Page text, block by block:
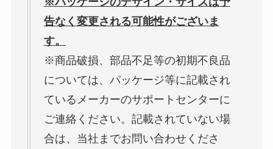
告なく変更される可能性がございま
す。
※商品破損、部品不足等の初期不良品
については、パッケージ等に記載され
ているメーカーのサポートセンターに
ご連絡ください。記載されていない場
合は、当社までお問い合わせくださ